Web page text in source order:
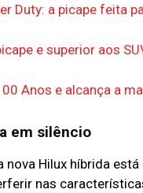
Duty: a picape feita
e superior aos
Anos e alcança a
em silêncio
Hilux híbrida
nas